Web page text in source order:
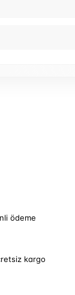
ödeme
kargo